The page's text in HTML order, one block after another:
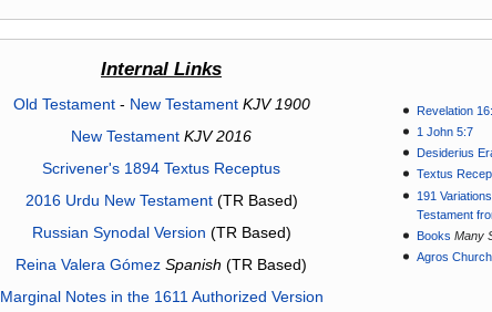
Internal Links
Old Testament- New Testament KJV 1900
New Testament KJV 2016
Scrivener's 1894 Textus Receptus
2016 Urdu New Testament(TR Based)
Russian Synodal Version (TR Based)
Reina Valera Gómez Spanish (TR Based)
Marginal Notes in the 1611 Authorized Version
Revelation
1 John 5:7
Desiderius
Textus
191
Testament
Books Many
Agros Church